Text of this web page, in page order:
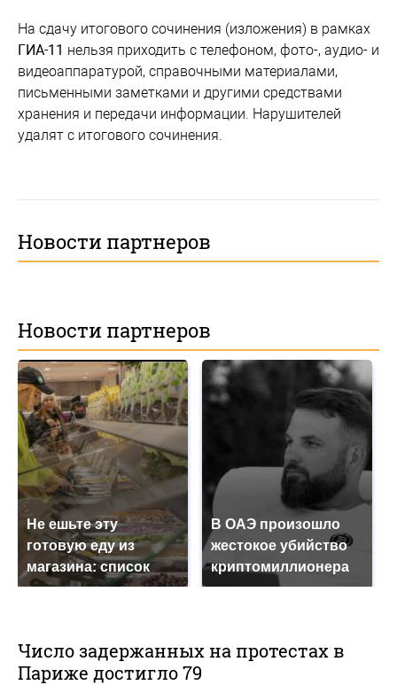
На сдачу итогового сочинения (изложения) в рамках
ГИА-11 нельзя приходить с телефоном, фото-, аудио- и
видеоаппаратурой, справочными материалами,
письменными заметками и другими средствами
хранения и передачи информации. Нарушителей
удалят с итогового сочинения.
Новости партнеров
Новости партнеров
Не ешьте эту
готовую еду из
магазина: список
В ОАЭ произошло
жестокое убийство
криптомиллионера
Число задержанных на протестах в
Париже достигло 79